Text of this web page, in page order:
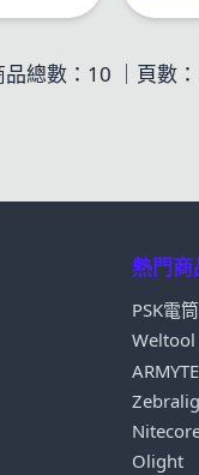
品總數：10 ｜頁數：
熱門商
PSK電
Weltool
Olight